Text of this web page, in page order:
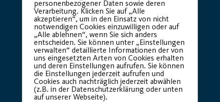
personenbezogener Daten sowie deren
Verarbeitung. Klicken Sie auf „Alle
akzeptieren“, um in den Einsatz von nicht
notwendigen Cookies einzuwilligen oder auf
„Alle ablehnen“, wenn Sie sich anders
entscheiden. Sie können unter „Einstellungen
verwalten“ detaillierte Informationen der von
uns eingesetzten Arten von Cookies erhalten
und deren Einstellungen aufrufen. Sie können
die Einstellungen jederzeit aufrufen und
Cookies auch nachträglich jederzeit abwählen
(z.B. in der Datenschutzerklärung oder unten
auf unserer Webseite).